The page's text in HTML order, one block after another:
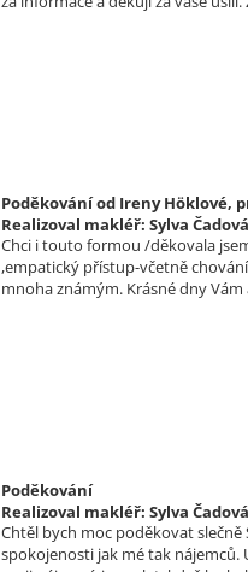
Poděkování od Ireny Höklové,
Realizoval makléř: Sylva Čadová
Chci i touto formou /děkovala
,empatický přístup-včetně
mnoha známým. Krásné dny
Poděkování
Realizoval makléř: Sylva Čadová
Chtěl bych moc poděkovat
spokojenosti jak mé tak nájemců.